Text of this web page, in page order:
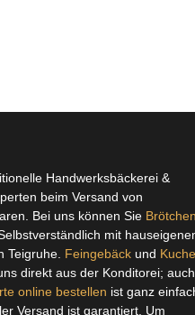
Handwerksbäckerei &
beim Versand von
Bei uns können Sie Brötchen
Selbstverständlich mit
Teigruhe. Feingebäck und
direkt aus der Konditorei; auch
online bestellen ist ganz
Versand ist garantiert. Um